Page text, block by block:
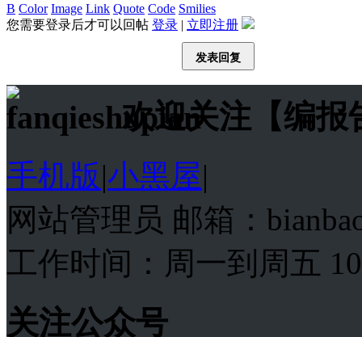
B Color Image Link Quote Code Smilies
您需要登录后才可以回帖 登录 | 立即注册
发表回复
欢迎关注【编报
手机版|小黑屋|
网站管理员 邮箱：
工作时间：周一到周五
关注公众号